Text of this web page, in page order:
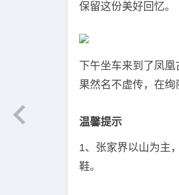
保留这份美好回忆。
下午坐车来到了凤
果然名不虚传，在绚
温馨提示
1、张家界以山为主
鞋。